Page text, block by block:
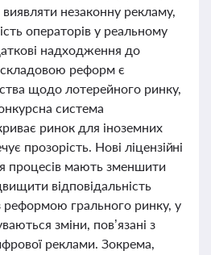
незаконну рекламу,
операторів у реальному
надходження до
реформ є
щодо лотерейного ринку,
система
ринок для іноземних
прозорість. Нові ліцензійні
процесів мають зменшити
відповідальність
реформою грального ринку, у
зміни, пов’язані з
реклами. Зокрема,